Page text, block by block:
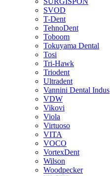
SVOD
T-Dent
TehnoDent
Toboom
Tokuyama Dental
Tosi
Tri-Hawk
Triodent
Ultradent
Vannini Dental Indus
VDW
Vikovi
Viola
Virtuoso
VITA
VOCO
VortexDent
Wilson
Woodpecker